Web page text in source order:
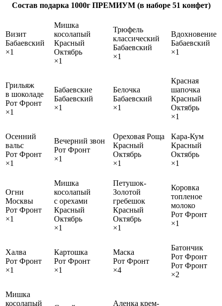
Состав подарка 1000г ПРЕМИУМ (в наборе 51 конфет)
Визит
Бабаевский
×1
Мишка
косолапый
Красный
Октябрь
×1
Трюфель
классический
Бабаевский
×1
Вдохновение
Бабаевский
×1
Грильяж
в шоколаде
Рот Фронт
×1
Бабаевские
Бабаевский
×1
Белочка
Бабаевский
×1
Красная
шапочка
Красный
Октябрь
×1
Осенний
вальс
Рот Фронт
×1
Вечерний звон
Рот Фронт
×1
Ореховая Роща
Красный
Октябрь
×1
Кара-Кум
Красный
Октябрь
×1
Огни
Москвы
Рот Фронт
×1
Мишка
косолапый
с орехами
Красный
Октябрь
×1
Петушок-
Золотой
гребешок
Красный
Октябрь
×1
Коровка
топленое
молоко
Рот Фронт
×1
Халва
Рот Фронт
×1
Картошка
Рот Фронт
×1
Маска
Рот Фронт
×4
Батончик
Рот Фронт
Рот Фронт
×2
Мишка
косолапый
Аленка крем-